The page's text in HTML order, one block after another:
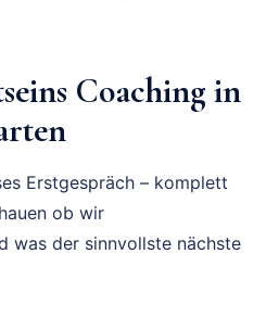
Coaching in
Erstgespräch – komplett
ob wir
was der sinnvollste nächste